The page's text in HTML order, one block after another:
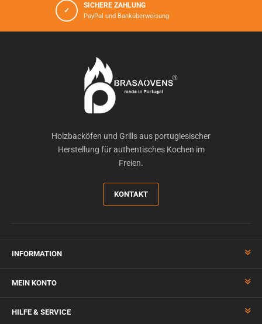
✓
SICHERE ZAHLUNG
PayPal und Banküberweisung
Holzbacköfen und Grills aus portugiesischer
Herstellung für authentisches Kochen im
Freien.
KONTAKT
INFORMATION
MEIN KONTO
HILFE & SERVICE